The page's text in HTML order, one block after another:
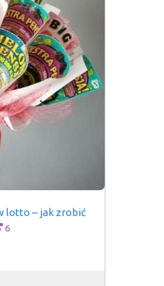
lotto – jak zrobić
6